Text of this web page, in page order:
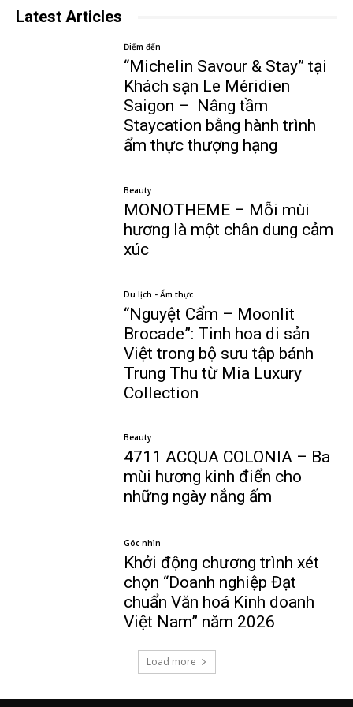
Latest Articles
Điểm đến
“Michelin Savour & Stay” tại
Khách sạn Le Méridien
Saigon – Nâng tầm
Staycation bằng hành trình
ẩm thực thượng hạng
Beauty
MONOTHEME – Mỗi mùi
hương là một chân dung cảm
xúc
Du lịch - Ẩm thực
“Nguyệt Cẩm – Moonlit
Brocade”: Tinh hoa di sản
Việt trong bộ sưu tập bánh
Trung Thu từ Mia Luxury
Collection
Beauty
4711 ACQUA COLONIA – Ba
mùi hương kinh điển cho
những ngày nắng ấm
Góc nhìn
Khởi động chương trình xét
chọn “Doanh nghiệp Đạt
chuẩn Văn hoá Kinh doanh
Việt Nam” năm 2026
Load more